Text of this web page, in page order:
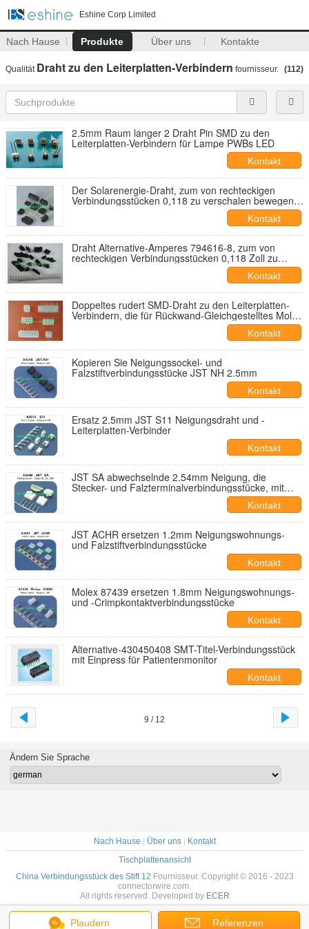
Eshine Corp Limited
Nach Hause Produkte Über uns Kontakte
Qualität Draht zu den Leiterplatten-Verbindern fournisseur. (112)
2.5mm Raum langer 2 Draht Pin SMD zu den
Leiterplatten-Verbindern für Lampe PWBs LED
Kontakt
Der Solarenergie-Draht, zum von rechteckigen
Verbindungsstücken 0,118 zu verschalen bewegen
abwechselndes TE 794616-8 Schritt für Schritt fort
Kontakt
Draht Alternative-Amperes 794616-8, zum von
rechteckigen Verbindungsstücken 0,118 Zoll zu
Kontakt
Doppeltes rudert SMD-Draht zu den Leiterplatten-
Verbindern, die für Rückwand-Gleichgestelltes Molex
Kontakt
Kopieren Sie Neigungssockel- und
Falzstiftverbindungsstücke JST NH 2.5mm
Kontakt
Ersatz 2.5mm JST S11 Neigungsdraht und -
Leiterplatten-Verbinder
Kontakt
JST SA abwechselnde 2.54mm Neigung, die
Stecker- und Falzterminalverbindungsstücke, mit
Kontakt
JST ACHR ersetzen 1.2mm Neigungswohnungs-
und Falzstiftverbindungsstücke
Kontakt
Molex 87439 ersetzen 1.8mm Neigungswohnungs-
und -Crimpkontaktverbindungsstücke
Kontakt
Alternative-430450408 SMT-Titel-Verbindungsstück
mit Einpress für Patientenmonitor
Kontakt
9 / 12
Plaudern Referenzen
Ändern Sie Sprache
Nach Hause Über uns|
Kontakt
Tischplattenansicht
China Verbindungsstück des Stift 12 Fournisseur. Copyright © 2016 - 2023
connectorwire.com.
All rights reserved. Developed by ECER